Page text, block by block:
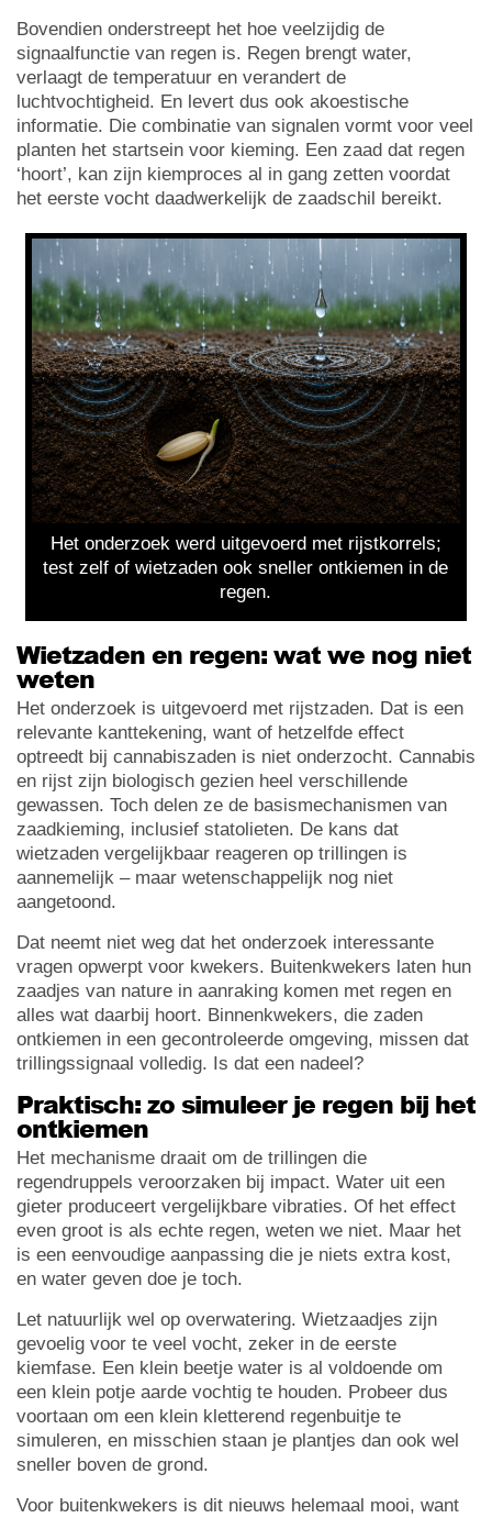
Bovendien onderstreept het hoe veelzijdig de
signaalfunctie van regen is. Regen brengt water,
verlaagt de temperatuur en verandert de
luchtvochtigheid. En levert dus ook akoestische
informatie. Die combinatie van signalen vormt voor veel
planten het startsein voor kieming. Een zaad dat regen
‘hoort’, kan zijn kiemproces al in gang zetten voordat
het eerste vocht daadwerkelijk de zaadschil bereikt.
Het onderzoek werd uitgevoerd met rijstkorrels;
test zelf of wietzaden ook sneller ontkiemen in de
regen.
Wietzaden en regen: wat we nog niet
weten
Het onderzoek is uitgevoerd met rijstzaden. Dat is een
relevante kanttekening, want of hetzelfde effect
optreedt bij cannabiszaden is niet onderzocht. Cannabis
en rijst zijn biologisch gezien heel verschillende
gewassen. Toch delen ze de basismechanismen van
zaadkieming, inclusief statolieten. De kans dat
wietzaden vergelijkbaar reageren op trillingen is
aannemelijk – maar wetenschappelijk nog niet
aangetoond.
Dat neemt niet weg dat het onderzoek interessante
vragen opwerpt voor kwekers. Buitenkwekers laten hun
zaadjes van nature in aanraking komen met regen en
alles wat daarbij hoort. Binnenkwekers, die zaden
ontkiemen in een gecontroleerde omgeving, missen dat
trillingssignaal volledig. Is dat een nadeel?
Praktisch: zo simuleer je regen bij het
ontkiemen
Het mechanisme draait om de trillingen die
regendruppels veroorzaken bij impact. Water uit een
gieter produceert vergelijkbare vibraties. Of het effect
even groot is als echte regen, weten we niet. Maar het
is een eenvoudige aanpassing die je niets extra kost,
en water geven doe je toch.
Let natuurlijk wel op overwatering. Wietzaadjes zijn
gevoelig voor te veel vocht, zeker in de eerste
kiemfase. Een klein beetje water is al voldoende om
een klein potje aarde vochtig te houden. Probeer dus
voortaan om een klein kletterend regenbuitje te
simuleren, en misschien staan je plantjes dan ook wel
sneller boven de grond.
Voor buitenkwekers is dit nieuws helemaal mooi, want